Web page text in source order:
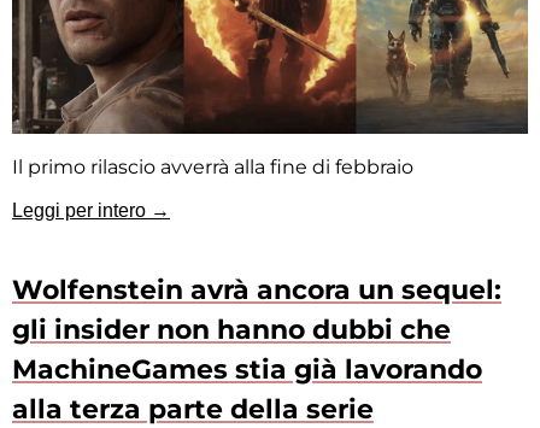
Il primo rilascio avverrà alla fine di febbraio
Leggi per intero →
Wolfenstein avrà ancora un sequel:
gli insider non hanno dubbi che
MachineGames stia già lavorando
alla terza parte della serie